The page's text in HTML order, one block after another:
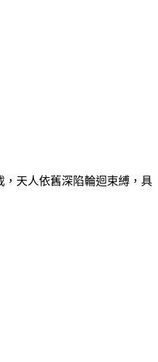
天人依舊深陷輪迴束縛，具